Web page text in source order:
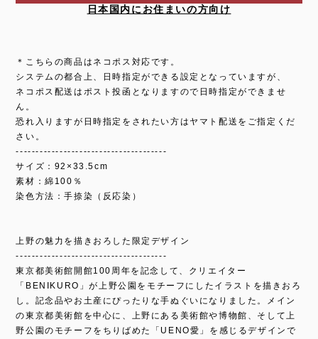
日本国内にお住まいの方向け
＊こちらの商品はネコポス対応です。
システムの都合上、日時指定ができる設定となっていますが、
ネコポス配送はポスト投函となりますので日時指定ができませ
ん。
恐れ入りますが日時指定をされたい方はヤマト配送をご指定くだ
さい。
--------------------------------------
サイズ：92×33.5cm
素材：綿100％
染色方法：手捺染（反応染）
上野の魅力を描きおろした限定デザイン
--------------------------------------
東京都美術館開館100周年を記念して、クリエイター
「BENIKURO」が上野公園をモチーフにしたイラストを描きおろ
し。記念品やお土産にぴったりな手ぬぐいになりました。メイン
の東京都美術館を中心に、上野にある美術館や博物館、そして上
野公園のモチーフをちりばめた「UENO愛」を感じるデザインで